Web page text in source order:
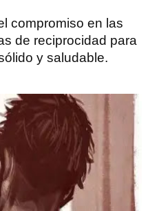
compromiso en las
de reciprocidad para
y saludable.